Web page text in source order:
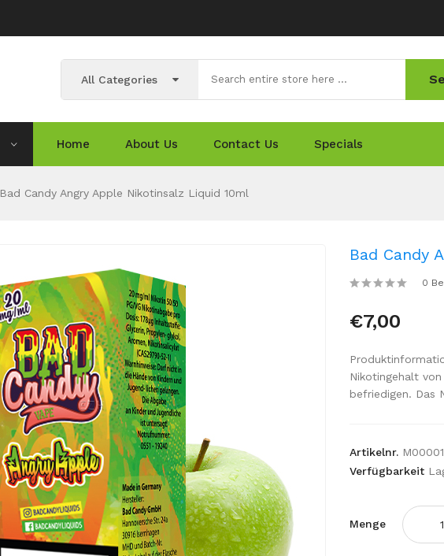
All Categories
Home About Us Contact Us Specials
Bad Candy Angry Apple Nikotinsalz Liquid 10ml
Bad Candy
0
€7,00
Nikotingehalt
befriedigen. Das
Artikelnr.
Verfügbarkeit
Menge